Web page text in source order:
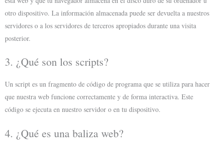
otro dispositivo. La información almacenada puede ser devuelta a nuestros
servidores o a los servidores de terceros apropiados durante una visita
posterior.
3. ¿Qué son los scripts?
Un script es un fragmento de código de programa que se utiliza para hacer
que nuestra web funcione correctamente y de forma interactiva. Este
código se ejecuta en nuestro servidor o en tu dispositivo.
4. ¿Qué es una baliza web?